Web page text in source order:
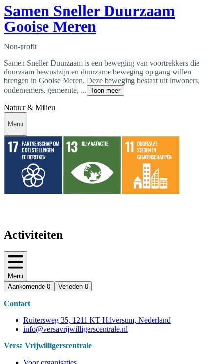
Samen Sneller Duurzaam
Gooise Meren
Non-profit
Samen Sneller Duurzaam is een beweging van voortrekkers die
duurzaam bewustzijn en duurzame beweging op gang willen
brengen in Gooise Meren. Deze beweging bestaat uit inwoners,
ondernemers, gemeente, ... Toon meer
Natuur & Milieu
Menu
Activiteiten
Menu
Aankomende 0 Verleden 0
Contact
Ruitersweg 35, 1211 KT Hilversum, Nederland
info@versavrijwilligerscentrale.nl
Versa Vrijwilligerscentrale
Voor organisaties